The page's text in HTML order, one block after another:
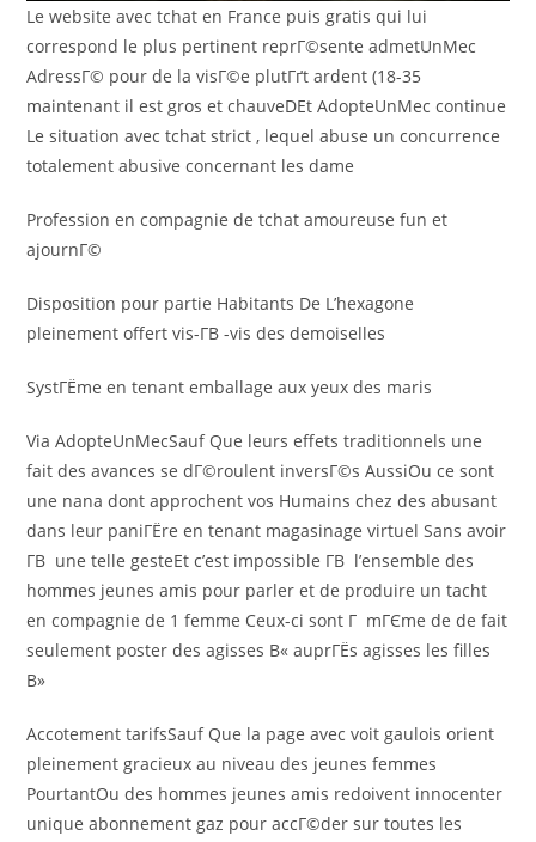
Le website avec tchat en France puis gratis qui lui
correspond le plus pertinent reprГ©sente admetUnMec
AdressГ© pour de la visГ©e plutГґt ardent (18-35
maintenant il est gros et chauveDEt AdopteUnMec continue
Le situation avec tchat strict , lequel abuse un concurrence
totalement abusive concernant les dame
Profession en compagnie de tchat amoureuse fun et
ajournГ©
Disposition pour partie Habitants De L’hexagone
pleinement offert vis-Г­В -vis des demoiselles
SystГЁme en tenant emballage aux yeux des maris
Via AdopteUnMecSauf Que leurs effets traditionnels une
fait des avances se dГ©roulent inversГ©s AussiOu ce sont
une nana dont approchent vos Humains chez des abusant
dans leur paniГЁre en tenant magasinage virtuel Sans avoir
Г­В une telle gesteEt c’est impossible Г­В l’ensemble des
hommes jeunes amis pour parler et de produire un tacht
en compagnie de 1 femme Ceux-ci sont Г mГЄme de de fait
seulement poster des agisses В« auprГЁs agisses les filles
В»
Accotement tarifsSauf Que la page avec voit gaulois orient
pleinement gracieux au niveau des jeunes femmes
PourtantOu des hommes jeunes amis redoivent innocenter
unique abonnement gaz pour accГ©der sur toutes les